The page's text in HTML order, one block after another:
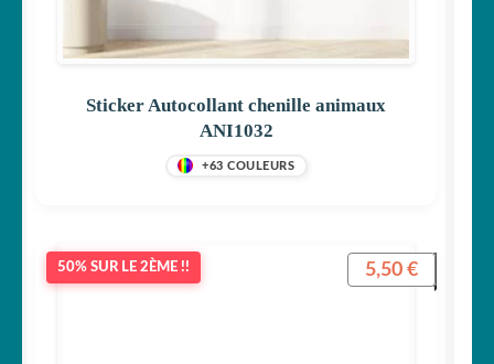
Sticker Autocollant chenille animaux
ANI1032
+63 COULEURS
50% SUR LE 2ÈME !! 5,50 €